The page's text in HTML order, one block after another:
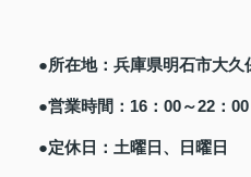
●所在地：兵庫県明石市大久
●営業時間：16：00～22：00
●定休日：土曜日、日曜日